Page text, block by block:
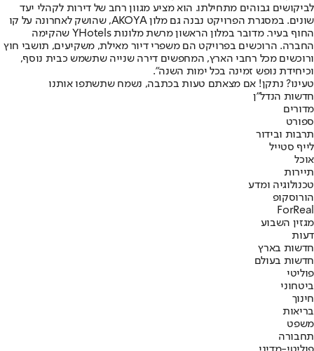
לביקושים גבוהים מתחילתו. הוא מציע מגוון רחב של דירות לקהלי יעד
שונים. במסגרת הפרויקט נבנה גם מלון AKOYA, שהושק לאחרונה על קו
החוף בעיר. מדובר במלון הראשון מרשת מלונות YHotels שהקימה
החברה. הרוכשים בפרויקט הם משפרי דיור מאילת, משקיעים, תושבי חוץ
ורוכשים מכל רחבי הארץ, המחפשים דירה שנייה שתשמש כבית נוסף,
וכיחידת נופש זמינה בכל ימות השנה".
טעינו? נתקן! אם מצאתם טעות בכתבה, נשמח שתשתפו אותנו
חדשות הנדל"ן
מדורים
ספורט
תרבות ובידור
לייף סטייל
אוכל
תיירות
טכנולוגיה ומדע
הורוסקופ
ForReal
מגזין השבוע
דעות
חדשות בארץ
חדשות בעולם
פוליטי
ביטחוני
חינוך
בריאות
משפט
תחבורה